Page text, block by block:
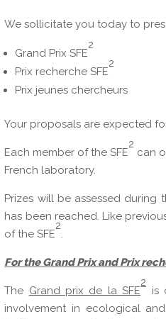
We sollicitate you today to
Grand Prix SFE
2
Prix recherche SFE
2
Prix jeunes chercheurs
Your proposals are expected
Each member of the SFE
2
can
French laboratory.
Prizes will be assessed during
has been reached. Like
of the SFE
2
.
For the Grand Prix and Prix
The Grand prix de la SFE
2
is
involvement in ecological